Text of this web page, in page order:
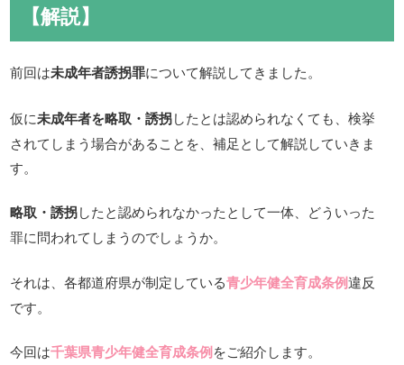
【解説】
前回は未成年者誘拐罪について解説してきました。
仮に未成年者を略取・誘拐したとは認められなくても、検挙
されてしまう場合があることを、補足として解説していきま
す。
略取・誘拐したと認められなかったとして一体、どういった
罪に問われてしまうのでしょうか。
それは、各都道府県が制定している青少年健全育成条例違反
です。
今回は千葉県青少年健全育成条例をご紹介します。